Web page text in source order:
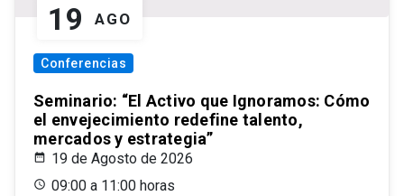
19 AGO
Conferencias
Seminario: “El Activo que Ignoramos: Cómo
el envejecimiento redefine talento,
mercados y estrategia”
19 de Agosto de 2026
09:00 a 11:00 horas